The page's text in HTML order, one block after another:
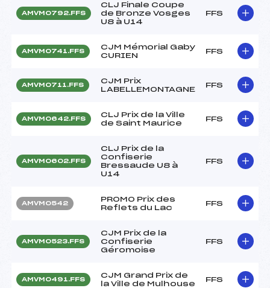
AMVM0792.FFS
CLJ Finale Coupe
de Bronze Vosges
U8 à U14
FFS
AMVM0741.FFS
CJM Mémorial Gaby
CURIEN
FFS
AMVM0711.FFS
CJM Prix
LABELLEMONTAGNE
FFS
AMVM0642.FFS
CLJ Prix de la Ville
de Saint Maurice
FFS
AMVM0602.FFS
CLJ Prix de la
Confiserie
Bressaude U8 à
U14
FFS
AMVM0542
PROMO Prix des
Reflets du Lac
FFS
AMVM0523.FFS
CJM Prix de la
Confiserie
Géromoise
FFS
AMVM0491.FFS
CJM Grand Prix de
la Ville de Mulhouse
FFS